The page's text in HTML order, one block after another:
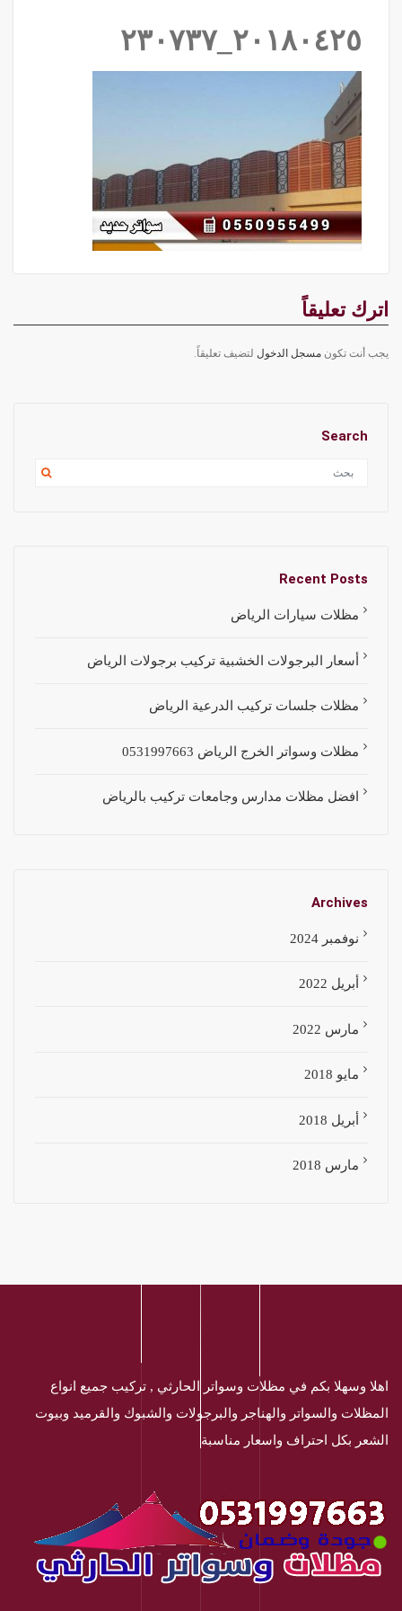
٢٠١٨٠٤٢٥_٢٣٠٧٣٧
اترك تعليقاً
يجب أنت تكون مسجل الدخول لتضيف تعليقاً.
Search
Recent Posts
مظلات سيارات الرياض
أسعار البرجولات الخشبية تركيب برجولات الرياض
مظلات جلسات تركيب الدرعية الرياض
مظلات وسواتر الخرج الرياض 0531997663
افضل مظلات مدارس وجامعات تركيب بالرياض
Archives
نوفمبر 2024
أبريل 2022
مارس 2022
مايو 2018
أبريل 2018
مارس 2018
اهلا وسهلا بكم في مظلات وسواتر الحارثي , تركيب جميع انواع
المظلات والسواتر والهناجر والبرجولات والشبوك والقرميد وبيوت
الشعر بكل احتراف واسعار مناسبة